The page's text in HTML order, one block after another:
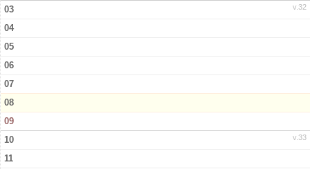
v.32
03
04
05
06
07
08
09
v.33
10
11